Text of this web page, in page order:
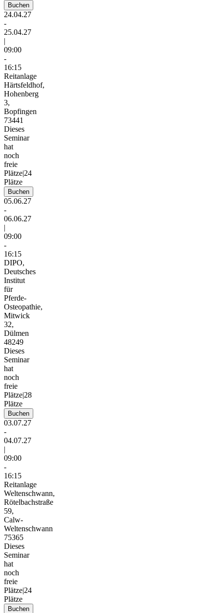
Buchen
24.04.27
-
25.04.27
|
09:00
-
16:15
Reitanlage
Härtsfeldhof,
Hohenberg
3,
Bopfingen
73441
Dieses
Seminar
hat
noch
freie
Plätze|24
Plätze
Buchen
05.06.27
-
06.06.27
|
09:00
-
16:15
DIPO,
Deutsches
Institut
für
Pferde-
Osteopathie,
Mitwick
32,
Dülmen
48249
Dieses
Seminar
hat
noch
freie
Plätze|28
Plätze
Buchen
03.07.27
-
04.07.27
|
09:00
-
16:15
Reitanlage
Weltenschwann,
Rötelbachstraße
59,
Calw-
Weltenschwann
75365
Dieses
Seminar
hat
noch
freie
Plätze|24
Plätze
Buchen